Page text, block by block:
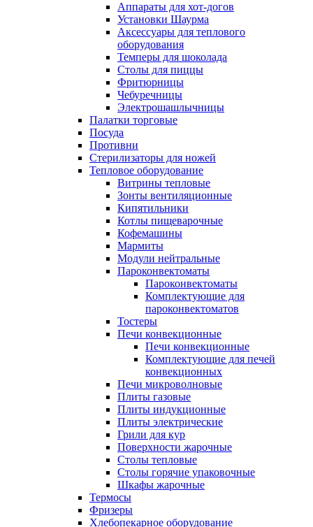
Аппараты для хот-догов
Установки Шаурма
Аксессуары для теплового
оборудования
Темперы для шоколада
Столы для пиццы
Фритюрницы
Чебуречницы
Электрошашлычницы
Палатки торговые
Посуда
Противни
Стерилизаторы для ножей
Тепловое оборудование
Витрины тепловые
Зонты вентиляционные
Кипятильники
Котлы пищеварочные
Кофемашины
Мармиты
Модули нейтральные
Пароконвектоматы
Пароконвектоматы
Комплектующие для
пароконвектоматов
Тостеры
Печи конвекционные
Печи конвекционные
Комплектующие для печей
конвекционных
Печи микроволновые
Плиты газовые
Плиты индукционные
Плиты электрические
Грили для кур
Поверхности жарочные
Столы тепловые
Столы горячие упаковочные
Шкафы жарочные
Термосы
Фризеры
Хлебопекарное оборудование